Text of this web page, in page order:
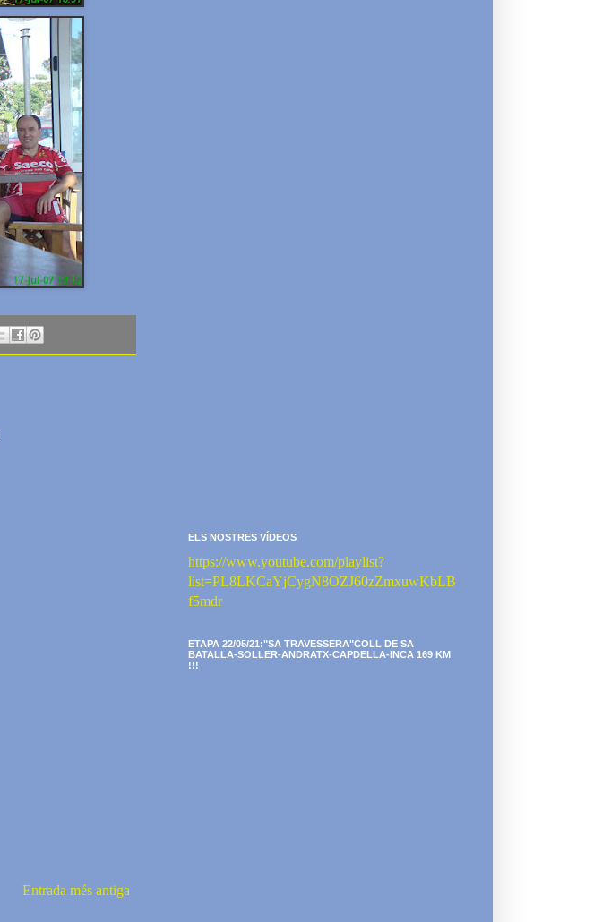
Entrada més antiga
ELS NOSTRES VÍDEOS
https://www.youtube.com/playlist?
list=PL8LKCaYjCygN8OZJ60zZmxuwKbLB
f5mdr
ETAPA 22/05/21:"SA TRAVESSERA"COLL DE SA
BATALLA-SOLLER-ANDRATX-CAPDELLA-INCA 169 KM
!!!